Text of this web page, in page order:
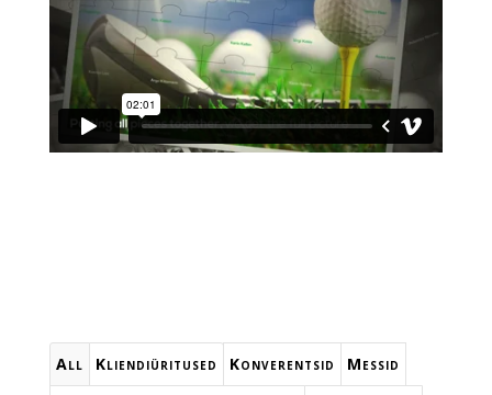
All Kliendiüritused Konverentsid Messid